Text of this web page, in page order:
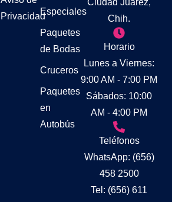
Especiales
Paquetes
de Bodas
Cruceros
Paquetes
en
Autobús
Privacidad
Ciudad Juárez,
Chih.
Horario
Lunes a Viernes:
9:00 AM - 7:00 PM
Sábados: 10:00
AM - 4:00 PM
Teléfonos
WhatsApp: (656)
458 2500
Tel: (656) 611